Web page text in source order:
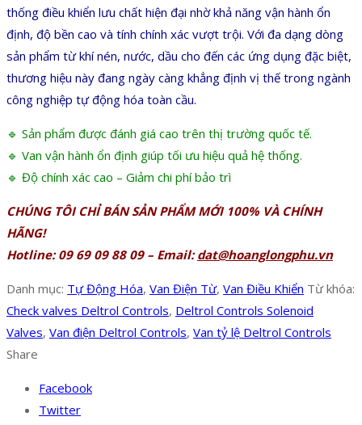
thống điều khiển lưu chất hiện đại nhờ khả năng vận hành ổn
định, độ bền cao và tính chính xác vượt trội. Với đa dạng dòng
sản phẩm từ khí nén, nước, dầu cho đến các ứng dụng đặc biệt,
thương hiệu này đang ngày càng khẳng định vị thế trong ngành
công nghiệp tự động hóa toàn cầu.
🔹 Sản phẩm được đánh giá cao trên thị trường quốc tế.
🔹 Van vận hành ổn định giúp tối ưu hiệu quả hệ thống.
🔹 Độ chính xác cao – Giảm chi phí bảo trì
CHÚNG TÔI CHỈ BÁN SẢN PHẨM MỚI 100% VÀ CHÍNH
HÃNG!
Hotline: 09 69 09 88 09 – Email:dat@hoanglongphu.vn
Danh mục: Tự Động Hóa, Van Điện Từ, Van Điều Khiển Từ khóa:
Check valves Deltrol Controls, Deltrol Controls Solenoid
Valves, Van điện Deltrol Controls, Van tỷ lệ Deltrol Controls
Share
Facebook
Twitter